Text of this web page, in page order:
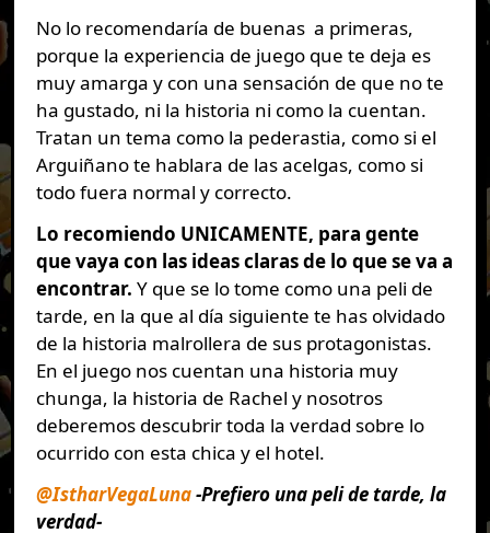
No lo recomendaría de buenas a primeras,
porque la experiencia de juego que te deja es
muy amarga y con una sensación de que no te
ha gustado, ni la historia ni como la cuentan.
Tratan un tema como la pederastia, como si el
Arguiñano te hablara de las acelgas, como si
todo fuera normal y correcto.
Lo recomiendo UNICAMENTE, para gente
que vaya con las ideas claras de lo que se va a
encontrar. Y que se lo tome como una peli de
tarde, en la que al día siguiente te has olvidado
de la historia malrollera de sus protagonistas.
En el juego nos cuentan una historia muy
chunga, la historia de Rachel y nosotros
deberemos descubrir toda la verdad sobre lo
ocurrido con esta chica y el hotel.
@IstharVegaLuna-Prefiero una peli de tarde, la
verdad-